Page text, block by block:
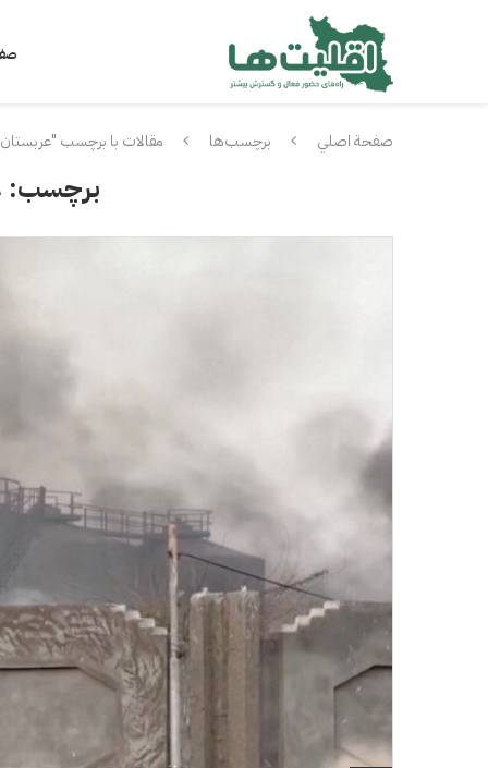
صفحة اصلي برچسب‌ها مقالات با برچسب
برچسب: